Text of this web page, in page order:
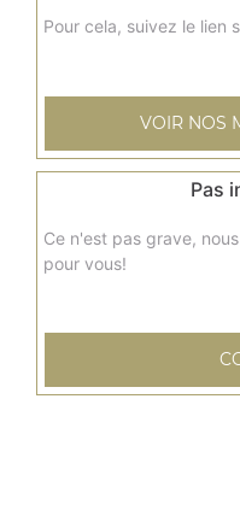
Agneau haché aux
Pour cela, suivez le lien
VOIR NOS
Pas
Ce n'est pas grave,
pour vous!